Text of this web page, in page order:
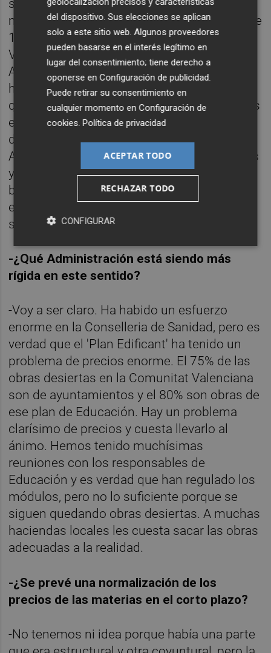
se han quedado sin ofertas licitaciones por
más de 1.000 millones en España, de los que
130 millones son en la Comunitat
Valenciana. Y todo ello mientras hay
Administraciones que dicen que nosotros
hacemos gala de no ir a las obras cuando
queremos hacer todas porque para nosotros
es un calvario que una obra se quede
desierta. No entendemos el porqué la
Administración no deja los precios holgados
y ya el mismo concurso los regula con las
bajas. Todavía hay Administraciones que
están mirando que no les cueste 3 o 2 y lo
sacan con precios imposibles de asumir.
-¿Qué Administración está siendo más
rígida en este sentido?
-Voy a ser claro. Ha habido un esfuerzo
enorme en la Conselleria de Sanidad, pero es
verdad que el 'Plan Edificant' ha tenido un
problema de precios enorme. El 75% de las
obras desiertas en la Comunitat Valenciana
son de ayuntamientos y el 80% son obras de
ese plan de Educación. Hay un problema
clarísimo de precios y cuesta llevarlo al
ánimo. Hemos tenido muchísimas
reuniones con los responsables de
Educación y es verdad que han regulado los
módulos, pero no lo suficiente porque se
siguen quedando obras desiertas. A muchas
haciendas locales les cuesta sacar las obras
adecuadas a la realidad.
-¿Se prevé una normalización de los
precios de las materias en el corto plazo?
-No tenemos ni idea porque había una parte
del dispositivo. Sus elecciones se aplican
solo a este sitio web. Algunos proveedores
pueden basarse en el interés legítimo en
lugar del consentimiento; tiene derecho a
oponerse enConfiguración de publicidad.
Puede retirar su consentimiento en
cualquier momento enConfiguración de
cookies.Política de privacidad
ACEPTAR TODO
RECHAZAR TODO
CONFIGURAR